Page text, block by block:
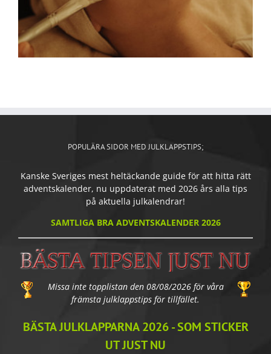
POPULÄRA SIDOR MED JULKLAPPSTIPS;
Kanske Sveriges mest heltäckande guide för att hitta rätt
adventskalender, nu uppdaterat med 2026 års alla tips
på aktuella julkalendrar!
SAMTLIGA BRA ADVENTSKALENDER 2026
Missa inte topplistan den 08/08/2026 för våra
främsta julklappstips för tillfället.
BÄSTA JULKLAPPARNA 2026 - SOM STICKER
UT JUST NU